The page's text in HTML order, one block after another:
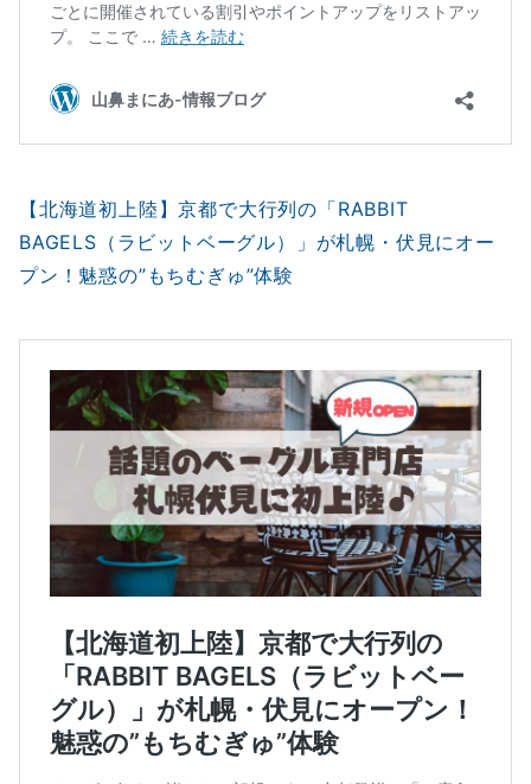
【北海道初上陸】京都で大行列の「RABBIT
BAGELS（ラビットベーグル）」が札幌・伏見にオー
プン！魅惑の”もちむぎゅ”体験